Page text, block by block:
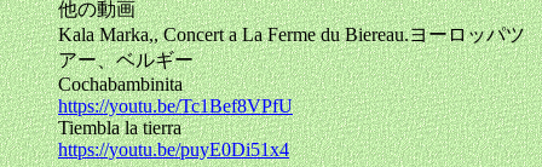
他の動画
Kala Marka,, Concert a La Ferme du Biereau.ヨーロッパツ
アー、ベルギー
Cochabambinita
https://youtu.be/Tc1Bef8VPfU
Tiembla la tierra
https://youtu.be/puyE0Di51x4